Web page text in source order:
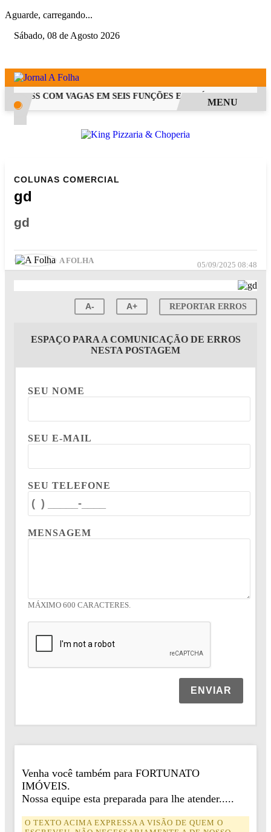
Aguarde, carregando...
Sábado, 08 de Agosto 2026
PSS COM VAGAS EM SEIS FUNÇÕES E SALÁRIOS QUE
MENU
COLUNAS COMERCIAL
gd
gd
A FOLHA 05/09/2025 08:48
A- A+ REPORTAR ERROS
ESPAÇO PARA A COMUNICAÇÃO DE ERROS
NESTA POSTAGEM
SEU NOME
SEU E-MAIL
SEU TELEFONE
MENSAGEM
MÁXIMO 600 CARACTERES.
ENVIAR
Venha você também para FORTUNATO
IMÓVEIS.
Nossa equipe esta preparada para lhe atender.....
O TEXTO ACIMA EXPRESSA A VISÃO DE QUEM O